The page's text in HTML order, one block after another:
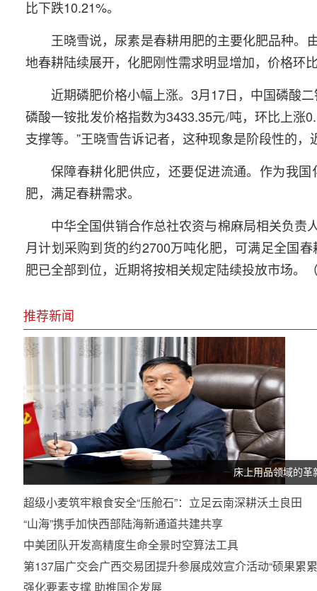
比下跌10.21%。
王晓雪说，尿素是春耕用肥的主要化肥品种。
地春耕陆续展开，化肥刚性需求明显增加，价格环
近期磷肥价格小幅上涨。3月17日，中国磷酸
磷酸一铵批发价格指数为3433.35元/吨，环比上涨
支撑等。”王晓雪告诉记者，这种现象是阶段性的
保障春耕化肥供应，还要促进流通。作为我
肥，满足春耕需求。
中华全国供销合作总社农资与棉麻局相关负
月计划采购到货的约2700万吨化肥，可满足全国
肥已全部到位，近期将按相关规定陆续投放市场。
推荐新闻
床上用品领域的革
超级小麦筑牢粮食安全“压舱石”：立足云南深耕沃土良田
“山海”携手加快西部陆海新通道共建共享
中美团队开发高精度生命全景时空算法工具
第137届广交会广西交易团提升参展成效宣介活动“硕果累
强化要素支撑 助推国企发展